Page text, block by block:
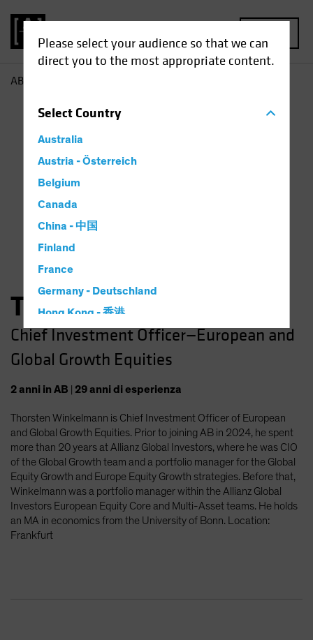
Please select your audience so that we can
direct you to the most appropriate content.
SelectCountry
Australia
Austria - Österreich
Belgium
Canada
China - 中国
Finland
France
Germany - Deutschland
Hong Kong - 香港
Hungary
Iceland
Latin America
Luxembourg and Other EMEA
Netherlands
New Zealand
Norway
Other Asia-Pacific
AB
Thorsten Winkelmann
Chief Investment Officer—European and
Global Growth Equities
2anni in AB 29anni di esperienza
Thorsten Winkelmann is Chief Investment Officer of European
and Global Growth Equities. Prior to joining AB in 2024, he spent
more than 20 years at Allianz Global Investors, where he was CIO
of the Global Growth team and a portfolio manager for the Global
Equity Growth and Europe Equity Growth strategies. Before that,
Winkelmann was a portfolio manager within the Allianz Global
Investors European Equity Core and Multi-Asset teams. He holds
an MA in economics from the University of Bonn. Location:
Frankfurt